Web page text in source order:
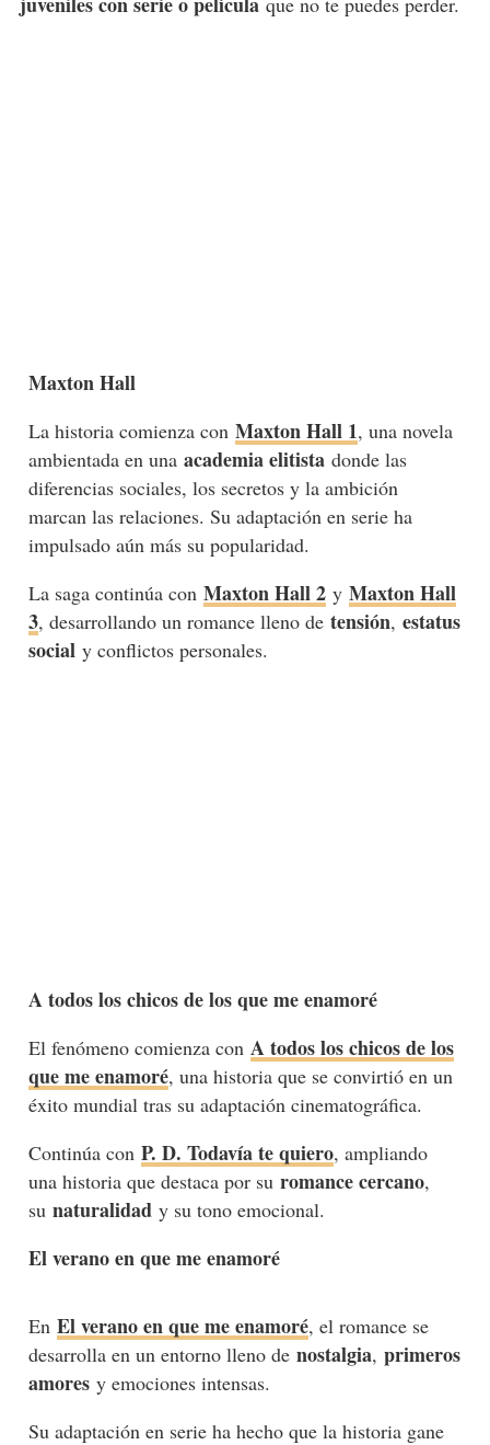
Maxton Hall
La historia comienza conMaxton Hall 1, una novela
ambientada en unaacademia elitista donde las
diferencias sociales, los secretos y la ambición
marcan las relaciones. Su adaptación en serie ha
impulsado aún más su popularidad.
La saga continúa conMaxton Hall 2 yMaxton Hall
3, desarrollando un romance lleno detensión,estatus
social y conflictos personales.
A todos los chicos de los que me enamoré
El fenómeno comienza conA todos los chicos de los
que me enamoré, una historia que se convirtió en un
éxito mundial tras su adaptación cinematográfica.
Continúa conP. D. Todavía te quiero, ampliando
una historia que destaca por suromance cercano,
sunaturalidad y su tono emocional.
El verano en que me enamoré
EnEl verano en que me enamoré, el romance se
desarrolla en un entorno lleno denostalgia,primeros
amores y emociones intensas.
Su adaptación en serie ha hecho que la historia gane